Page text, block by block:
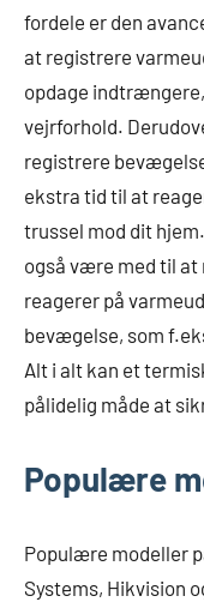
fordele er den
at registrere
opdage
vejrforhold.
registrere
ekstra tid til at
trussel mod dit
også være med til at
reagerer på
bevægelse, som
Alt i alt kan et
pålidelig måde at
Populære
Populære modeller
Systems, Hikvision